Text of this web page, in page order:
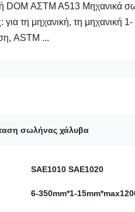
DOM ΑΣTM A513 Μηχανικά
τη μηχανική, τη μηχανική 1-
ASTM ...
σωλήνας χάλυβα
SAE1010 SAE1020
6-350mm*1-